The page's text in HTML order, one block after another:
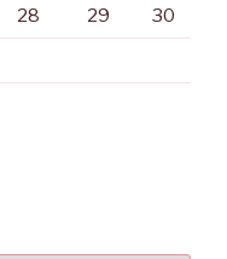
28 29 30